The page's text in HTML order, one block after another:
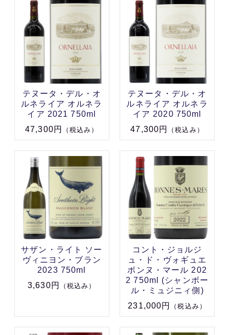
テヌータ・デル・オ
ルネライア オルネラ
イア 2021 750ml
47,300円
（税込み）
テヌータ・デル・オ
ルネライア オルネラ
イア 2020 750ml
47,300円
（税込み）
サザン・ライト ソー
ヴィニヨン・ブラン
2023 750ml
3,630円
（税込み）
コント・ジョルジ
ュ・ド・ヴォギュエ
ボンヌ・マール 202
2 750ml (シャンボー
ル・ミュジニィ側)
231,000円
（税込み）